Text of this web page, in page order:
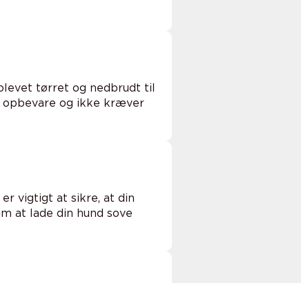
tørret og nedbrudt til
og ikke kræver
vigtigt at sikre, at din
at lade din hund sove